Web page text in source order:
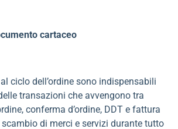
cartaceo
ciclo dell’ordine sono indispensabili
transazioni che avvengono tra
conferma d’ordine, DDT e fattura
di merci e servizi durante tutto